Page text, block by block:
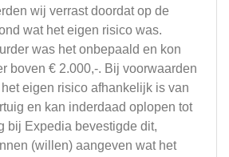
wij verrast doordat op de
wat het eigen risico was.
was het onbepaald en kon
boven € 2.000,-. Bij voorwaarden
eigen risico afhankelijk is van
en kan inderdaad oplopen tot
bij Expedia bevestigde dit,
(willen) aangeven wat het